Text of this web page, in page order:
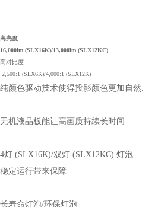
高亮度
16,000lm (SLX16K)/13,000lm (SLX12KC)
高对比度
2,500:1 (SLX6K)/4,000:1 (SLX12K)
纯颜色驱动技术使得投影颜色更加自然.
无机液晶板能让高画质持续长时间
4灯 (SLX16K)/双灯 (SLX12KC) 灯泡
稳定运行带来保障
长寿命灯泡/环保灯泡